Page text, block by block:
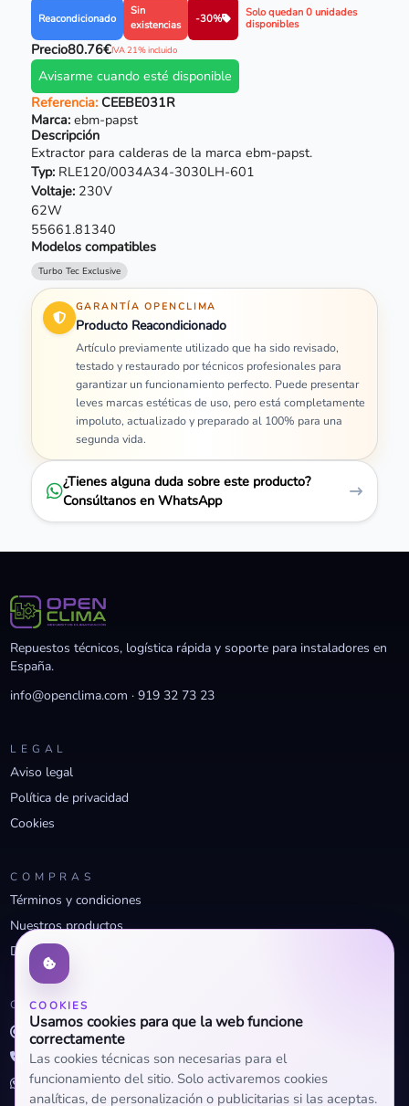
Reacondicionado
Sin
existencias
-30%
Solo quedan 0 unidades
disponibles
Precio80.76€IVA 21% incluido
Avisarme cuando esté disponible
Referencia:CEEBE031R
Marca: ebm-papst
Descripción
Extractor para calderas de la marca ebm-papst.
Typ: RLE120/0034A34-3030LH-601
Voltaje:230V
62W
55661.81340
Modelos compatibles
Turbo Tec Exclusive
GARANTÍA OPENCLIMA
Producto Reacondicionado
Artículo previamente utilizado que ha sido revisado,
testado y restaurado por técnicos profesionales para
garantizar un funcionamiento perfecto. Puede presentar
leves marcas estéticas de uso, pero está completamente
impoluto, actualizado y preparado al 100% para una
segunda vida.
¿Tienes alguna duda sobre este producto?
Consúltanos en WhatsApp
COOKIES
Usamos cookies para que la web funcione
correctamente
Las cookies técnicas son necesarias para el
funcionamiento del sitio. Solo activaremos cookies
analíticas, de personalización o publicitarias si las aceptas.
Repuestos técnicos, logística rápida y soporte para instaladores en
España.
info@openclima.com ·919 32 73 23
LEGAL
Aviso legal
Política de privacidad
Cookies
COMPRAS
Términos y condiciones
Nuestros productos
Descuentos profesionales
CONTACTO
info@openclima.com
919 32 73 23
+34 623 56 04 93 (WhatsApp)